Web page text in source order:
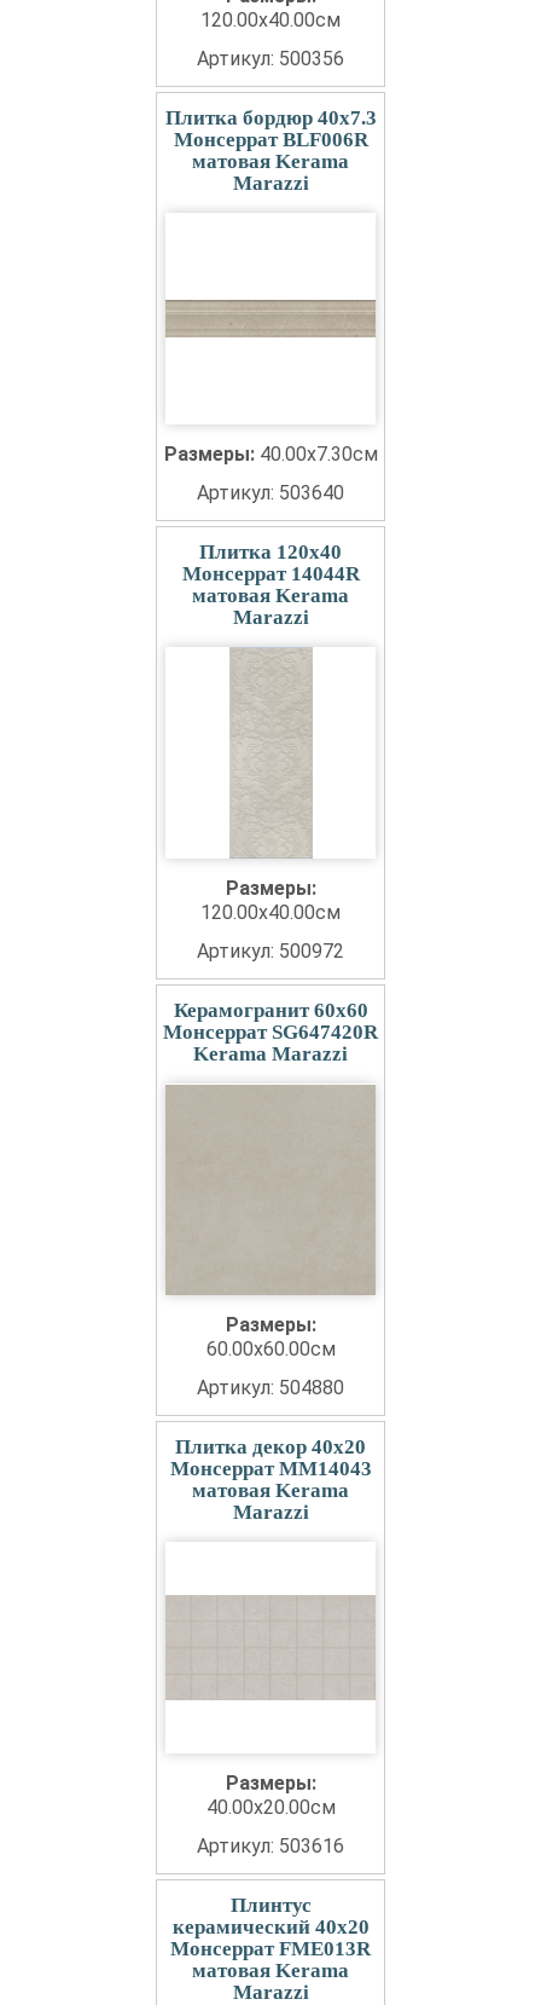
120.00x40.00см
Артикул: 500356
Плитка бордюр 40x7.3
Монсеррат BLF006R
матовая Kerama
Marazzi
Размеры: 40.00x7.30см
Артикул: 503640
Плитка 120x40
Монсеррат 14044R
матовая Kerama
Marazzi
Размеры:
120.00x40.00см
Артикул: 500972
Керамогранит 60x60
Монсеррат SG647420R
Kerama Marazzi
Размеры:
60.00x60.00см
Артикул: 504880
Плитка декор 40x20
Монсеррат MM14043
матовая Kerama
Marazzi
Размеры:
40.00x20.00см
Артикул: 503616
Плинтус
керамический 40x20
Монсеррат FME013R
матовая Kerama
Marazzi